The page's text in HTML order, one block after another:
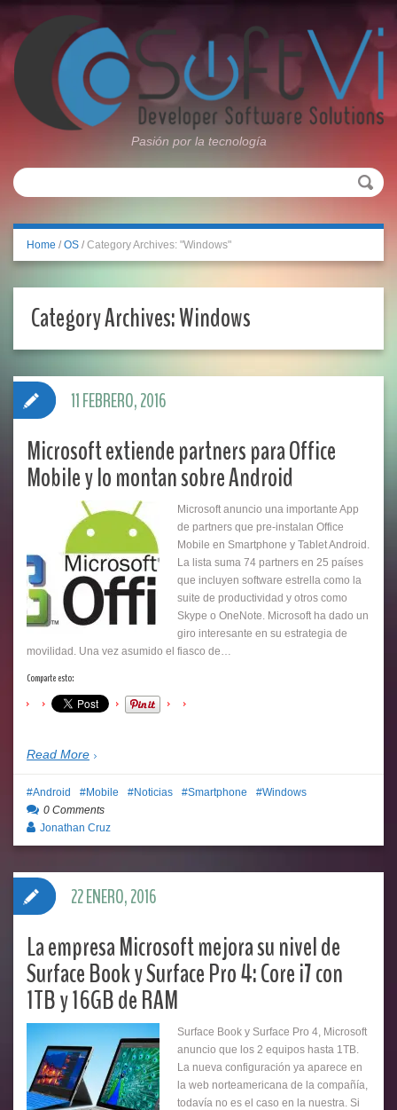
Pasión por la tecnología
Home / OS / Category Archives: "Windows"
Category Archives:Windows
Microsoft extiende partners para Office
Mobile y lo montan sobre Android
Microsoft anuncio una importante App
de partners que pre-instalan Office
Mobile en Smartphone y Tablet Android.
La lista suma 74 partners en 25 países
que incluyen software estrella como la
suite de productividad y otros como
Skype o OneNote. Microsoft ha dado un
giro interesante en su estrategia de
movilidad. Una vez asumido el fiasco de…
Comparte esto:
Read More
11 FEBRERO, 2016
Android Mobile Noticias Smartphone
Windows
0 Comments
Jonathan Cruz
La empresa Microsoft mejora su nivel de
Surface Book y Surface Pro 4: Core i7 con
1TB y 16GB de RAM
Surface Book y Surface Pro 4, Microsoft
anuncio que los 2 equipos hasta 1TB.
La nueva configuración ya aparece en
la web norteamericana de la compañía,
todavía no es el caso en la nuestra. Si
22 ENERO, 2016